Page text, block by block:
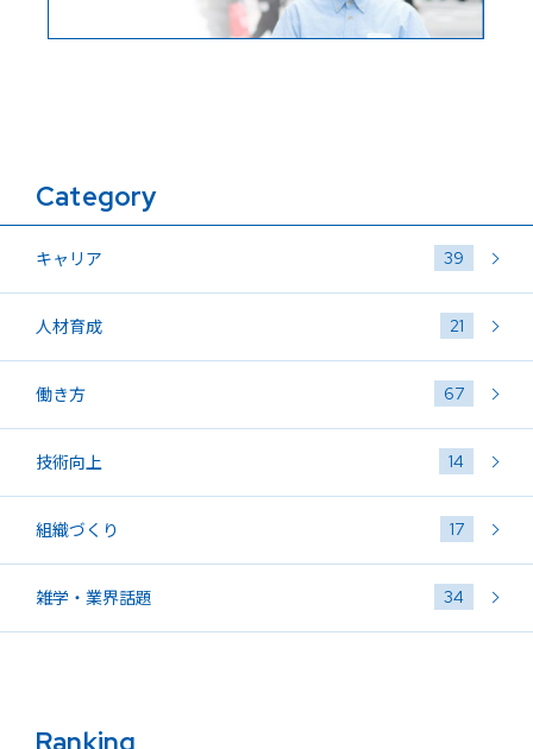
Category
キャリア 39
人材育成 21
働き方 67
技術向上 14
組織づくり 17
雑学・業界話題 34